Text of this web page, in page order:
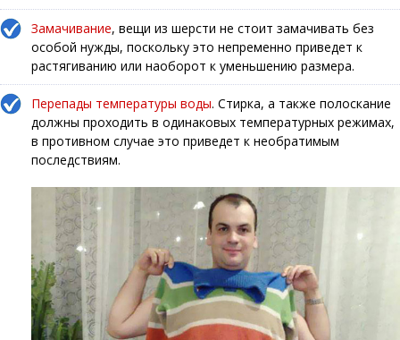
Замачивание, вещи из шерсти не стоит замачивать без
особой нужды, поскольку это непременно приведет к
растягиванию или наоборот к уменьшению размера.
Перепады температуры воды. Стирка, а также полоскание
должны проходить в одинаковых температурных режимах,
в противном случае это приведет к необратимым
последствиям.